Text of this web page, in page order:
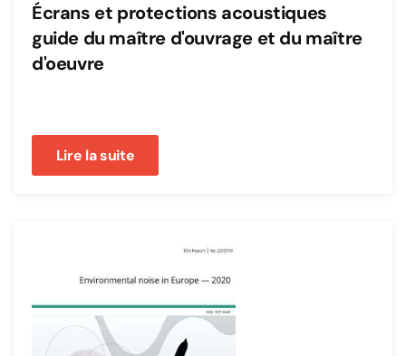
Écrans et protections acoustiques
guide du maître d'ouvrage et du maître
d'oeuvre
Lire la suite